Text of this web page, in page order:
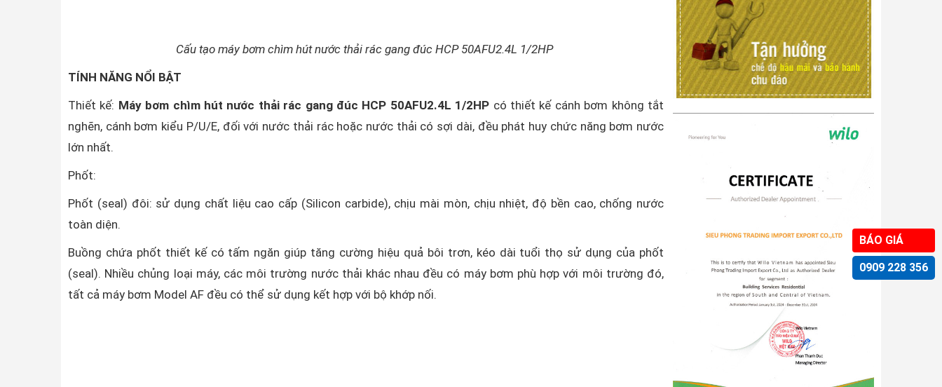
BÁO GIÁ
0909 228 356
Cấu tạo máy bơm chìm hút nước thải rác gang đúc HCP 50AFU2.4L 1/2HP
TÍNH NĂNG NỔI BẬT
Thiết kế: Máy bơm chìm hút nước thải rác gang đúc HCP 50AFU2.4L 1/2HP có thiết kế cánh bơm không tắt
nghẽn, cánh bơm kiểu P/U/E, đối với nước thải rác hoặc nước thải có sợi dài, đều phát huy chức năng bơm nước
lớn nhất.
Phốt:
Phốt (seal) đôi: sử dụng chất liệu cao cấp (Silicon carbide), chịu mài mòn, chịu nhiệt, độ bền cao, chống nước
toàn diện.
Buồng chứa phốt thiết kế có tấm ngăn giúp tăng cường hiệu quả bôi trơn, kéo dài tuổi thọ sử dụng của phốt
(seal). Nhiều chủng loại máy, các môi trường nước thải khác nhau đều có máy bơm phù hợp với môi trường đó,
tất cả máy bơm Model AF đều có thể sử dụng kết hợp với bộ khớp nối.